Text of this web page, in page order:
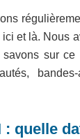
et là. Nous
sur ce
: quelle